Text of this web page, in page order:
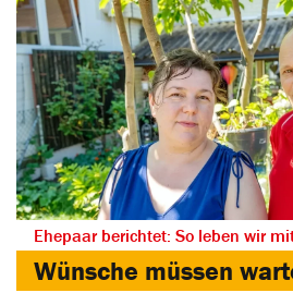
Ehepaar berichtet: So leben wir
Wünsche müssen